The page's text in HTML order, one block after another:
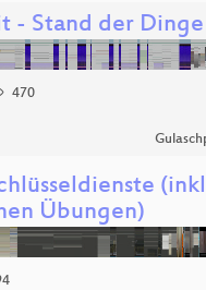
- Stand der Dinge
470
Übungen)